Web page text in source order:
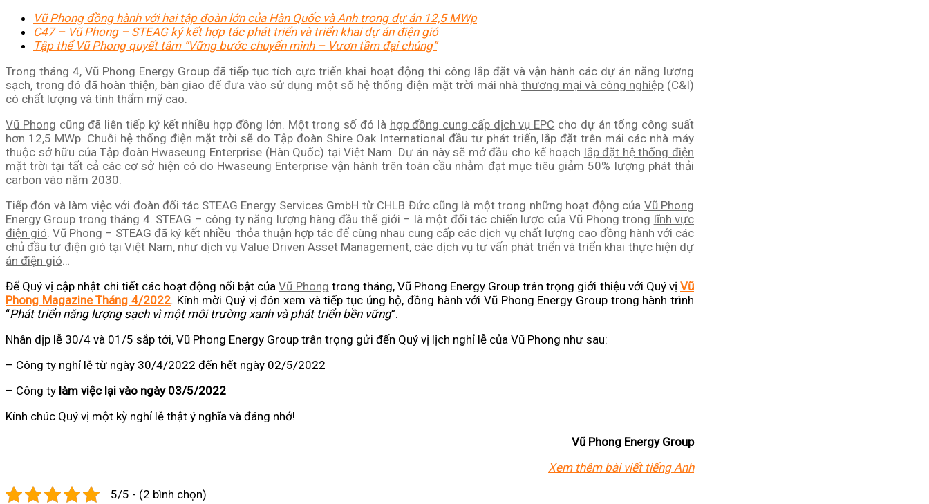
Vũ Phong đồng hành với hai tập đoàn lớn của Hàn Quốc và Anh trong dự án 12,5 MWp
C47 – Vũ Phong – STEAG ký kết hợp tác phát triển và triển khai dự án điện gió
Tập thể Vũ Phong quyết tâm “Vững bước chuyển mình – Vươn tầm đại chúng”
Trong tháng 4, Vũ Phong Energy Group đã tiếp tục tích cực triển khai hoạt động thi công lắp đặt và vận hành các dự án năng lượng
sạch, trong đó đã hoàn thiện, bàn giao để đưa vào sử dụng một số hệ thống điện mặt trời mái nhàthương mại và công nghiệp (C&I)
có chất lượng và tính thẩm mỹ cao.
Vũ Phong cũng đã liên tiếp ký kết nhiều hợp đồng lớn. Một trong số đó là hợp đồng cung cấp dịch vụ EPC cho dự án tổng công suất
hơn 12,5 MWp. Chuỗi hệ thống điện mặt trời sẽ do Tập đoàn Shire Oak International đầu tư phát triển, lắp đặt trên mái các nhà máy
thuộc sở hữu của Tập đoàn Hwaseung Enterprise (Hàn Quốc) tại Việt Nam. Dự án này sẽ mở đầu cho kế hoạch lắp đặt hệ thống điện
mặt trời tại tất cả các cơ sở hiện có do Hwaseung Enterprise vận hành trên toàn cầu nhằm đạt mục tiêu giảm 50% lượng phát thải
carbon vào năm 2030.
Tiếp đón và làm việc với đoàn đối tác STEAG Energy Services GmbH từ CHLB Đức cũng là một trong những hoạt động của Vũ Phong
Energy Group trong tháng 4. STEAG – công ty năng lượng hàng đầu thế giới – là một đối tác chiến lược của Vũ Phong trong lĩnh vực
điện gió . Vũ Phong – STEAG đã ký kết nhiều thỏa thuận hợp tác để cùng nhau cung cấp các dịch vụ chất lượng cao đồng hành với các
chủ đầu tư điện gió tại Việt Nam, như dịch vụ Value Driven Asset Management, các dịch vụ tư vấn phát triển và triển khai thực hiện dự
án điện gió
Để Quý vị cập nhật chi tiết các hoạt động nổi bật củaVũ Phong trong tháng, Vũ Phong Energy Group trân trọng giới thiệu với Quý vịVũ
Phong Magazine Tháng 4/2022. Kính mời Quý vị đón xem và tiếp tục ủng hộ, đồng hành với Vũ Phong Energy Group trong hành trình
“Phát triển năng lượng sạch vì một môi trường xanh và phát triển bền vững”.
Nhân dịp lễ 30/4 và 01/5 sắp tới, Vũ Phong Energy Group trân trọng gửi đến Quý vị lịch nghỉ lễ của Vũ Phong như sau:
– Công ty nghỉ lễ từ ngày 30/4/2022 đến hết ngày 02/5/2022
– Công ty làm việc lại vào ngày 03/5/2022
Kính chúc Quý vị một kỳ nghỉ lễ thật ý nghĩa và đáng nhớ!
Vũ Phong Energy Group
Xem thêm bài viết tiếng Anh
5/5 - (2 bình chọn)